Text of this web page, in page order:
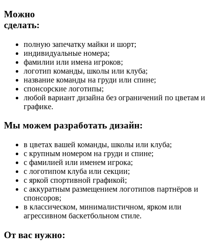
Можно
сделать:
полную запечатку майки и шорт;
индивидуальные номера;
фамилии или имена игроков;
логотип команды, школы или клуба;
название команды на груди или спине;
спонсорские логотипы;
любой вариант дизайна без ограничений по цветам и
графике.
Мы можем разработать дизайн:
в цветах вашей команды, школы или клуба;
с крупным номером на груди и спине;
с фамилией или именем игрока;
с логотипом клуба или секции;
с яркой спортивной графикой;
с аккуратным размещением логотипов партнёров и
спонсоров;
в классическом, минималистичном, ярком или
агрессивном баскетбольном стиле.
От вас нужно: